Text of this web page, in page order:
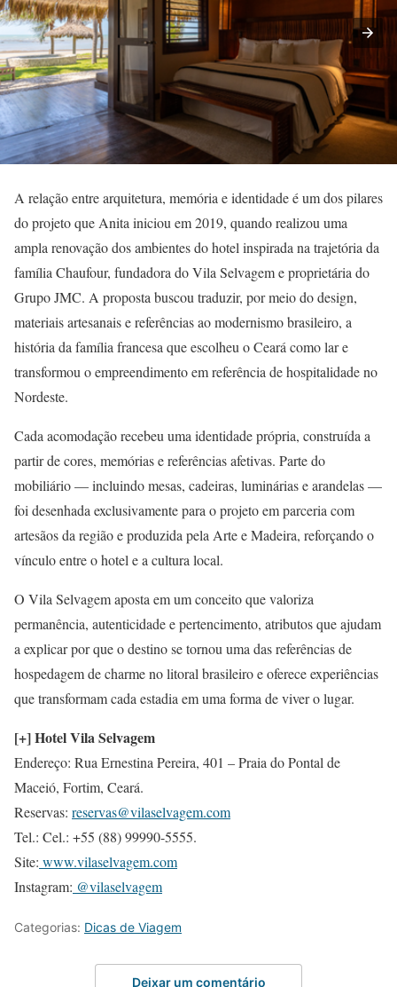
A relação entre arquitetura, memória e identidade é um dos pilares
do projeto que Anita iniciou em 2019, quando realizou uma
ampla renovação dos ambientes do hotel inspirada na trajetória da
família Chaufour, fundadora do Vila Selvagem e proprietária do
Grupo JMC. A proposta buscou traduzir, por meio do design,
materiais artesanais e referências ao modernismo brasileiro, a
história da família francesa que escolheu o Ceará como lar e
transformou o empreendimento em referência de hospitalidade no
Nordeste.
Cada acomodação recebeu uma identidade própria, construída a
partir de cores, memórias e referências afetivas. Parte do
mobiliário — incluindo mesas, cadeiras, luminárias e arandelas —
foi desenhada exclusivamente para o projeto em parceria com
artesãos da região e produzida pela Arte e Madeira, reforçando o
vínculo entre o hotel e a cultura local.
O Vila Selvagem aposta em um conceito que valoriza
permanência, autenticidade e pertencimento, atributos que ajudam
a explicar por que o destino se tornou uma das referências de
hospedagem de charme no litoral brasileiro e oferece experiências
que transformam cada estadia em uma forma de viver o lugar.
[+] Hotel Vila Selvagem
Endereço: Rua Ernestina Pereira, 401 – Praia do Pontal de
Maceió, Fortim, Ceará.
Reservas: reservas@vilaselvagem.com
Tel.: Cel.: +55 (88) 99990-5555.
Site: www.vilaselvagem.com
Instagram: @vilaselvagem
Categorias: Dicas de Viagem
Deixar um comentário